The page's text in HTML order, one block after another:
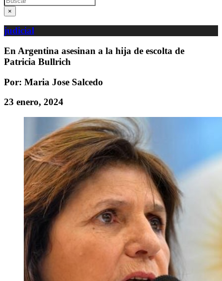
×
judicial
En Argentina asesinan a la hija de escolta de
Patricia Bullrich
Por: Maria Jose Salcedo
23 enero, 2024